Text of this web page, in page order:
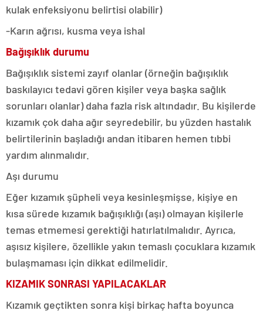
kulak enfeksiyonu belirtisi olabilir)
-Karın ağrısı, kusma veya ishal
Bağışıklık durumu
Bağışıklık sistemi zayıf olanlar (örneğin bağışıklık
baskılayıcı tedavi gören kişiler veya başka sağlık
sorunları olanlar) daha fazla risk altındadır. Bu kişilerde
kızamık çok daha ağır seyredebilir, bu yüzden hastalık
belirtilerinin başladığı andan itibaren hemen tıbbi
yardım alınmalıdır.
Aşı durumu
Eğer kızamık şüpheli veya kesinleşmişse, kişiye en
kısa sürede kızamık bağışıklığı (aşı) olmayan kişilerle
temas etmemesi gerektiği hatırlatılmalıdır. Ayrıca,
aşısız kişilere, özellikle yakın temaslı çocuklara kızamık
bulaşmaması için dikkat edilmelidir.
KIZAMIK SONRASI YAPILACAKLAR
Kızamık geçtikten sonra kişi birkaç hafta boyunca